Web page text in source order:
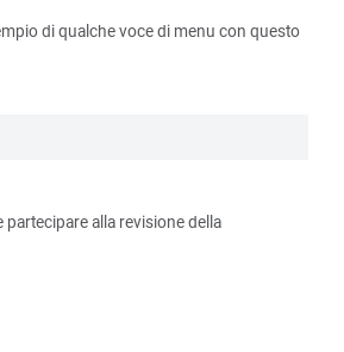
di qualche voce di menu con questo
partecipare alla revisione della